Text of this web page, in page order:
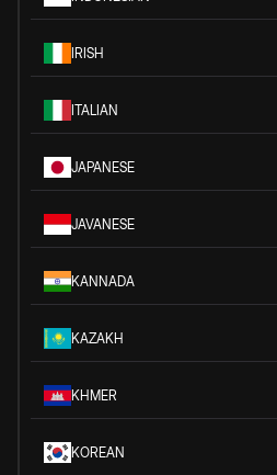
IRISH
ITALIAN
JAPANESE
JAVANESE
KANNADA
KAZAKH
KHMER
KOREAN